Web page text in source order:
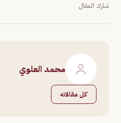
شارك المقال
محمد العلوي
كل مقالاته